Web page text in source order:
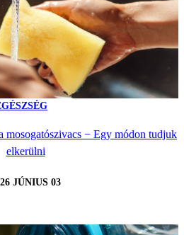
mosogatószivacs − Egy módon tudjuk
elkerülni
JÚNIUS 03